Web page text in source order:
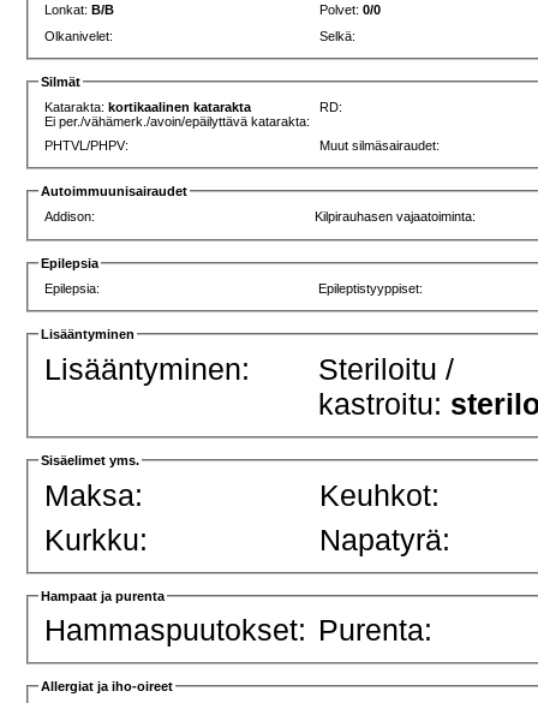
Lonkat:B/B Polvet:0/0
Olkanivelet:
Selkä:
Silmät
Katarakta:kortikaalinen katarakta
Ei per./vähämerk./avoin/epäilyttävä katarakta:
RD:
PHTVL/PHPV: Muut silmäsairaudet:
Autoimmuunisairaudet
Addison:
Kilpirauhasen vajaatoiminta:
Epilepsia
Epilepsia:
Epileptistyyppiset:
Lisääntyminen
Lisääntyminen:
Steriloitu /
kastroitu:
Sisäelimet yms.
Maksa:
Keuhkot:
Kurkku:
Napatyrä:
Hampaat ja purenta
Hammaspuutokset: Purenta:
Allergiat ja iho-oireet